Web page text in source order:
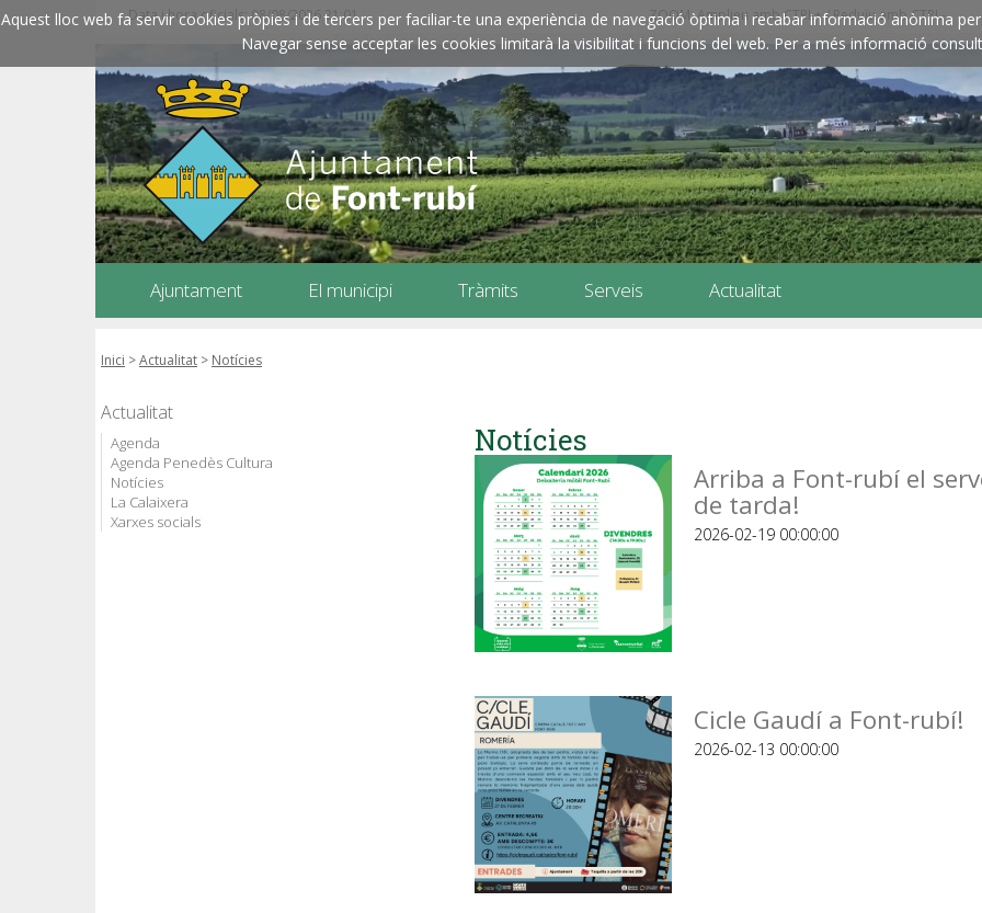
Aquest lloc web fa servir cookies pròpies i de tercers per faciliar-te una experiència de navegació òptima i recabar informació anònima
Navegar sense acceptar les cookies limitarà la visibilitat i funcions del web. Per a més informació
Data i hora oficials: 08/08/2026 21:01 ZOOM: Amplieu amb CTRL+ / Reduïu amb CTRL-
Ajuntament El municipi Tràmits Serveis Actualitat
Inici >Actualitat > Notícies
Actualitat
Agenda
Agenda Penedès Cultura
Notícies
La Calaixera
Xarxes socials
Notícies
Arriba a Font-rubí el
de tarda!
2026-02-19 00:00:00
Cicle Gaudí a Font-rubí!
2026-02-13 00:00:00